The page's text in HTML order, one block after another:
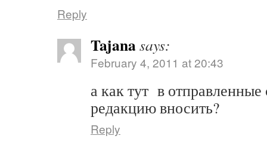
Reply
Tajanasays:
February 4, 2011 at 20:43
а как тут в
редакцию вносить?
Reply